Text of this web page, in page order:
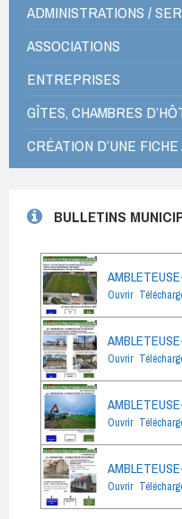
ADMINISTRATIONS /
ASSOCIATIONS
ENTREPRISES
GÎTES, CHAMBRES
CRÉATION D’UNE
BULLETINS
Ouvrir
Ouvrir
Ouvrir
Ouvrir